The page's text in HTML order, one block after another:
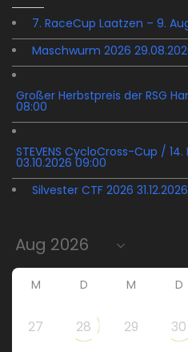
7. RaceCup Laatzen – 9.
Maschwurm 2026
Großer Herbstpreis der RSG
08:00
STEVENS CycloCross-Cup /
03.10.2026 09:00
Silvester CTF 2026
M D M D
27 28 29 30